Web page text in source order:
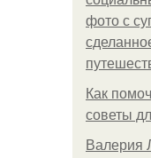
фото с
Как
советы
Валерия